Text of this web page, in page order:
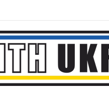
News
Threads